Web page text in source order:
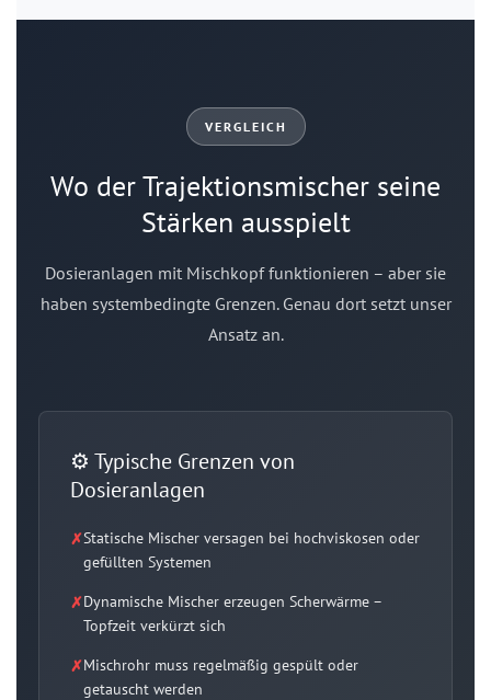
VERGLEICH
Wo der Trajektionsmischer seine
Stärken ausspielt
Dosieranlagen mit Mischkopf funktionieren – aber sie
haben systembedingte Grenzen. Genau dort setzt unser
Ansatz an.
⚙️ Typische Grenzen von
Dosieranlagen
Statische Mischer versagen bei hochviskosen oder
gefüllten Systemen
Dynamische Mischer erzeugen Scherwärme –
Topfzeit verkürzt sich
Mischrohr muss regelmäßig gespült oder
getauscht werden